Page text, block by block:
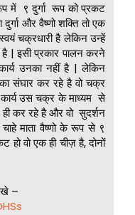
में ९ दुर्गा रूप को प्रकट
और वैष्णो शक्ति तो एक
चक्रधारी है लेकिन उन्हें
| इसी प्रकार पालन करने
उनका नहीं है | लेकिन
संघार कर रहे है वो चक्र
कार्य उस चक्र के माध्यम से
ही कर रहे है और वो सुदर्शन
माता वैष्णो के रूप से ९
हो वो एक ही चीज़ है, दोनों
–